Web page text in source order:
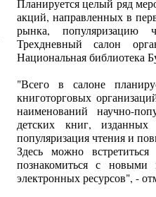
Планируется целый ряд
акций, направленных в
рынка, популяризацию
Трехдневный салон
Национальная библиотека
"Всего в салоне
книготорговых
наименований научно-
детских книг,
популяризация чтения и
Здесь можно
познакомиться с новыми
электронных ресурсов", -